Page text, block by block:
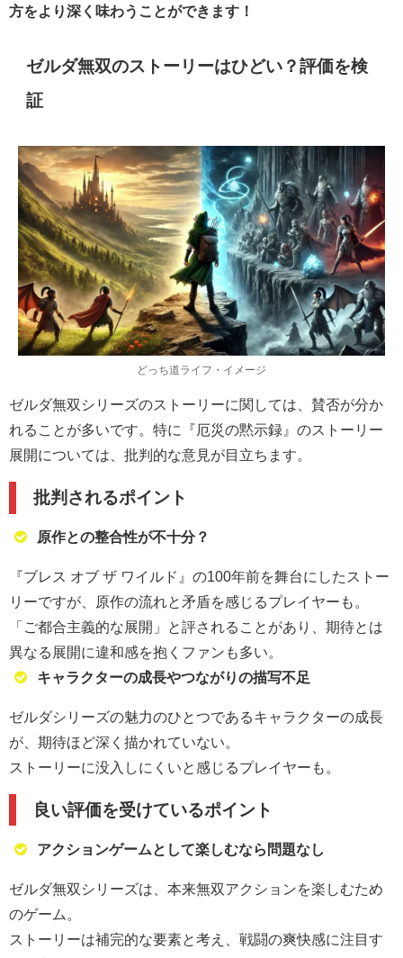
方をより深く味わうことができます！
ゼルダ無双のストーリーはひどい？評価を検
証
どっち道ライフ・イメージ
ゼルダ無双シリーズのストーリーに関しては、賛否が分か
れることが多いです。特に『厄災の黙示録』のストーリー
展開については、批判的な意見が目立ちます。
批判されるポイント
原作との整合性が不十分？
『ブレス オブ ザ ワイルド』の100年前を舞台にしたストー
リーですが、原作の流れと矛盾を感じるプレイヤーも。
「ご都合主義的な展開」と評されることがあり、期待とは
異なる展開に違和感を抱くファンも多い。
キャラクターの成長やつながりの描写不足
ゼルダシリーズの魅力のひとつであるキャラクターの成長
が、期待ほど深く描かれていない。
ストーリーに没入しにくいと感じるプレイヤーも。
良い評価を受けているポイント
アクションゲームとして楽しむなら問題なし
ゼルダ無双シリーズは、本来無双アクションを楽しむため
のゲーム。
ストーリーは補完的な要素と考え、戦闘の爽快感に注目す